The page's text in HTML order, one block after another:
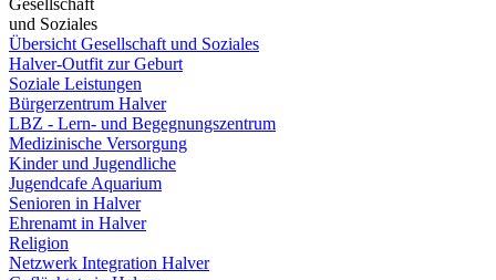
und Soziales
Übersicht Gesellschaft und Soziales
Halver-Outfit zur Geburt
Soziale Leistungen
Bürgerzentrum Halver
LBZ - Lern- und Begegnungszentrum
Medizinische Versorgung
Kinder und Jugendliche
Jugendcafe Aquarium
Senioren in Halver
Ehrenamt in Halver
Religion
Netzwerk Integration Halver